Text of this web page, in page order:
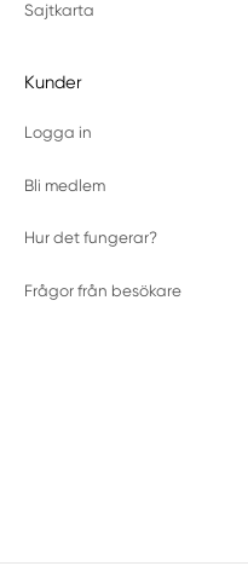
Sajtkarta
Kunder
Logga in
Bli medlem
Hur det fungerar?
Frågor från besökare